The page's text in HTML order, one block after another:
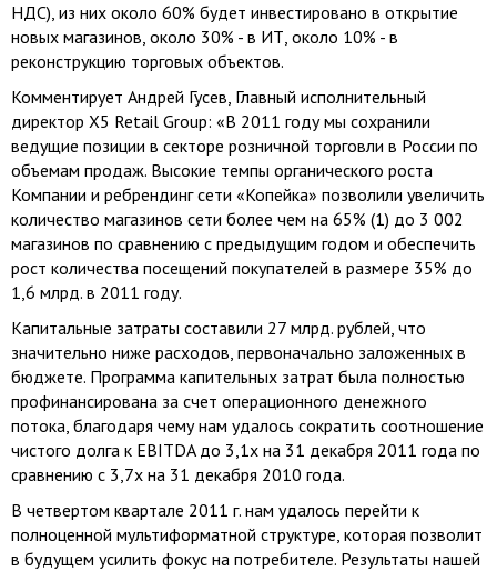
НДС), из них около 60% будет инвестировано в открытие
новых магазинов, около 30% - в ИТ, около 10% - в
реконструкцию торговых объектов.
Комментирует Андрей Гусев, Главный исполнительный
директор X5 Retail Group: «В 2011 году мы сохранили
ведущие позиции в секторе розничной торговли в России по
объемам продаж. Высокие темпы органического роста
Компании и ребрендинг сети «Копейка» позволили увеличить
количество магазинов сети более чем на 65% (1) до 3 002
магазинов по сравнению с предыдущим годом и обеспечить
рост количества посещений покупателей в размере 35% до
1,6 млрд. в 2011 году.
Капитальные затраты составили 27 млрд. рублей, что
значительно ниже расходов, первоначально заложенных в
бюджете. Программа капительных затрат была полностью
профинансирована за счет операционного денежного
потока, благодаря чему нам удалось сократить соотношение
чистого долга к EBITDA до 3,1х на 31 декабря 2011 года по
сравнению с 3,7х на 31 декабря 2010 года.
В четвертом квартале 2011 г. нам удалось перейти к
полноценной мультиформатной структуре, которая позволит
в будущем усилить фокус на потребителе. Результаты нашей